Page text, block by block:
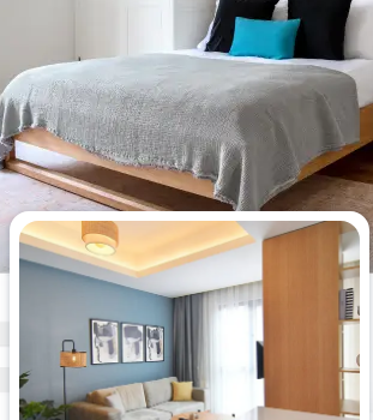
今週最も閲覧された2
ムアパート。